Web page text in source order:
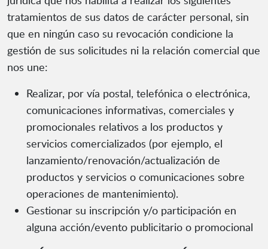
tratamientos de sus datos de carácter personal, sin
que en ningún caso su revocación condicione la
gestión de sus solicitudes ni la relación comercial que
nos une:
Realizar, por vía postal, telefónica o electrónica,
comunicaciones informativas, comerciales y
promocionales relativos a los productos y
servicios comercializados (por ejemplo, el
lanzamiento/renovación/actualización de
productos y servicios o comunicaciones sobre
operaciones de mantenimiento).
Gestionar su inscripción y/o participación en
alguna acción/evento publicitario o promocional